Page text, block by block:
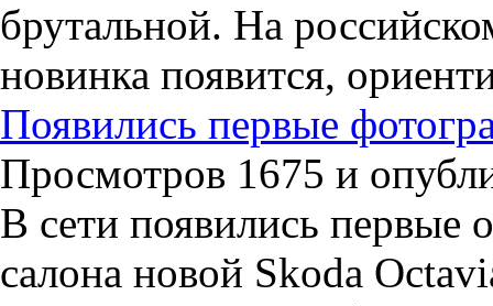
брутальной. На
новинка появится,
Появились первые
Просмотров 1675 и
В сети появились первые
салона новой Skoda